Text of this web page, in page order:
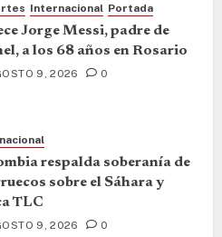
Internacional Portada
Jorge Messi, padre de
a los 68 años en Rosario
9, 2026 0
respalda soberanía de
sobre el Sáhara y
TLC
9, 2026 0